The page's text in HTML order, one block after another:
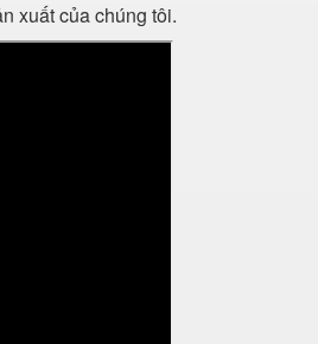
xuất của chúng tôi.